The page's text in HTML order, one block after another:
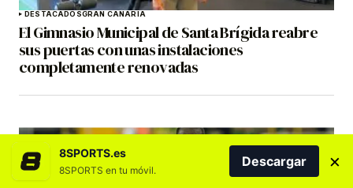
DESTACADOSGRAN CANARIA
El Gimnasio Municipal de Santa Brígida reabre
sus puertas con unas instalaciones
completamente renovadas
8SPORTS.es
8SPORTS en tu móvil.
Descargar ×